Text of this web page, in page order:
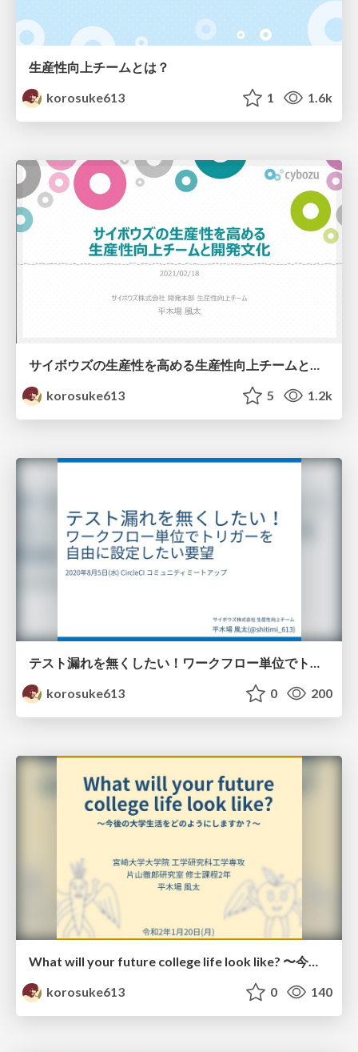
生産性向上チームとは？
korosuke613
1 1.6k
サイボウズの生産性を高める生産性向上チームと開発文化 / Development culture and EPT in Cybozu
korosuke613
5 1.2k
テスト漏れを無くしたい！ ワークフロー単位でトリガーを自由に設定したい要望
korosuke613
0 200
What will your future college life look like? 〜今後の大学生活をどのようにしますか？〜
korosuke613
0 140